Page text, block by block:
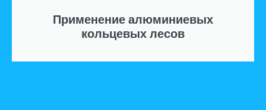
Применение алюминиевых
кольцевых лесов